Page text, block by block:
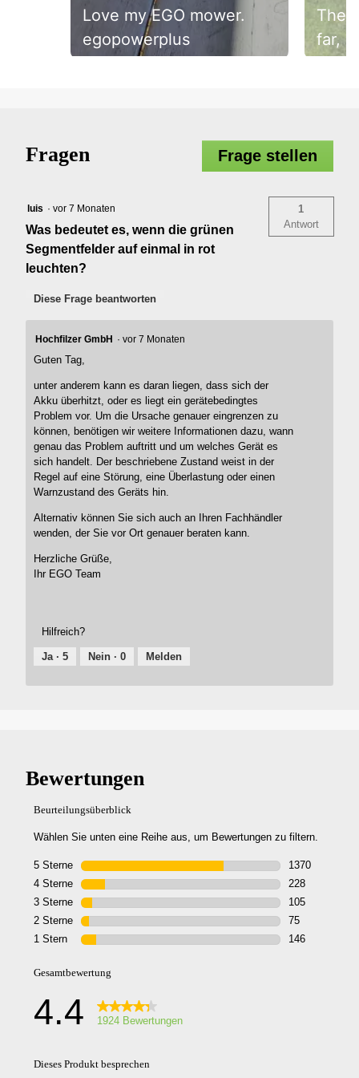
Love my EGO mower.
egopowerplus
The
far,
Fragen Frage stellen
luis · vor 7 Monaten
Was bedeutet es, wenn die grünen
Segmentfelder auf einmal in rot
leuchten?
1
Antwort
Diese Frage beantworten
Hochfilzer GmbH · vor 7 Monaten
Guten Tag,
unter anderem kann es daran liegen, dass sich der
Akku überhitzt, oder es liegt ein gerätebedingtes
Problem vor. Um die Ursache genauer eingrenzen zu
können, benötigen wir weitere Informationen dazu, wann
genau das Problem auftritt und um welches Gerät es
sich handelt. Der beschriebene Zustand weist in der
Regel auf eine Störung, eine Überlastung oder einen
Warnzustand des Geräts hin.
Alternativ können Sie sich auch an Ihren Fachhändler
wenden, der Sie vor Ort genauer beraten kann.
Herzliche Grüße,
Ihr EGO Team
Hilfreich?
Ja ·5 Nein ·0 Melden